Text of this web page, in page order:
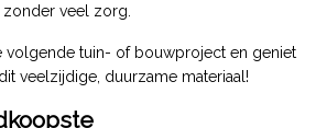
veel zorg.
volgende tuin- of bouwproject en geniet
veelzijdige, duurzame materiaal!